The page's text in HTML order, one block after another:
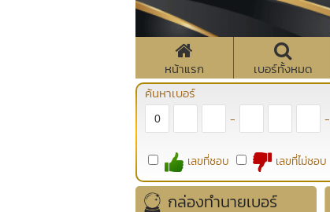
หน้าแรก เบอร์ทั้งหมด
ค้นหาเบอร์
- -
เลขที่ชอบ เลขที่ไม่ชอบ
กล่องทำนายเบอร์